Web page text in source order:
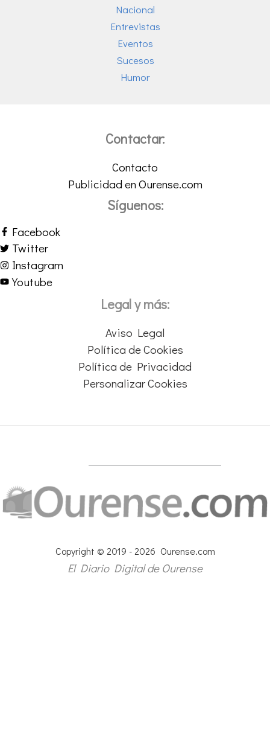
Nacional
Entrevistas
Eventos
Sucesos
Humor
Contactar:
Contacto
Publicidad en Ourense.com
Síguenos:
Facebook
Twitter
Instagram
Youtube
Legal y más:
Aviso Legal
Política de Cookies
Política de Privacidad
Personalizar Cookies
Copyright © 2019 - 2026 Ourense.com
El Diario Digital de Ourense